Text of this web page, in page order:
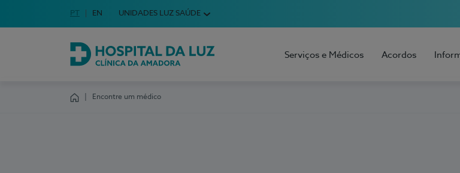
Escolha o seu idioma
Idioma em Português
PT English Language
EN UNIDADES LUZ SAÚDE
Hospital da Luz Clínica da Amadora
Serviços e Médicos Acordos
Encontre um médico